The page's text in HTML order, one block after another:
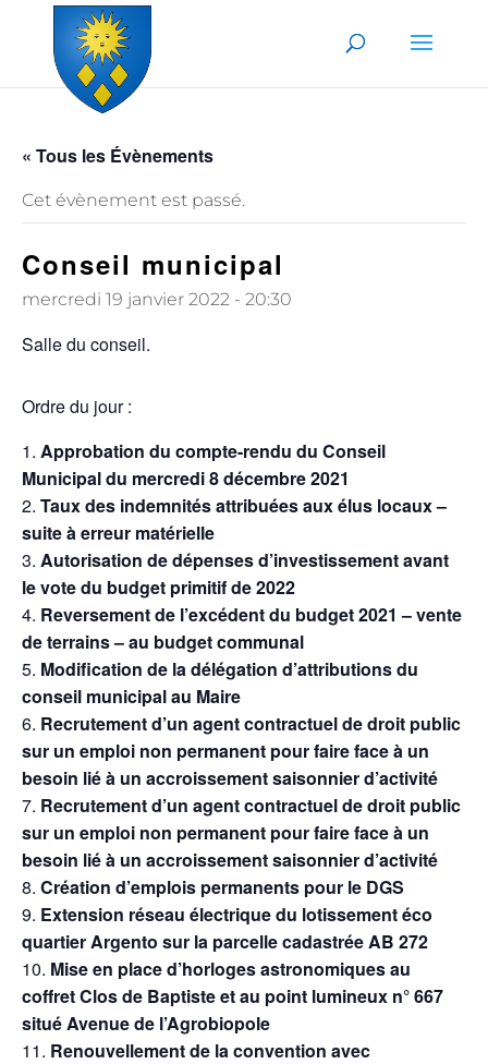
Skip to content
« Tous les Évènements
Cet évènement est passé.
Conseil municipal
mercredi 19 janvier 2022 - 20:30
Salle du conseil.
Ordre du jour :
Approbation du compte-rendu du Conseil
Municipal du mercredi 8 décembre 2021
Taux des indemnités attribuées aux élus locaux –
suite à erreur matérielle
Autorisation de dépenses d’investissement avant
le vote du budget primitif de 2022
Reversement de l’excédent du budget 2021 – vente
de terrains – au budget communal
Modification de la délégation d’attributions du
conseil municipal au Maire
Recrutement d’un agent contractuel de droit public
sur un emploi non permanent pour faire face à un
besoin lié à un accroissement saisonnier d’activité
Recrutement d’un agent contractuel de droit public
sur un emploi non permanent pour faire face à un
besoin lié à un accroissement saisonnier d’activité
Création d’emplois permanents pour le DGS
Extension réseau électrique du lotissement éco
quartier Argento sur la parcelle cadastrée AB 272
Mise en place d’horloges astronomiques au
coffret Clos de Baptiste et au point lumineux n° 667
situé Avenue de l’Agrobiopole
Renouvellement de la convention avec